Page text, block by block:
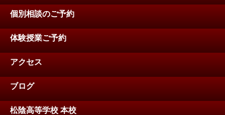
個別相談のご予約
体験授業ご予約
アクセス
ブログ
松陰高等学校 本校